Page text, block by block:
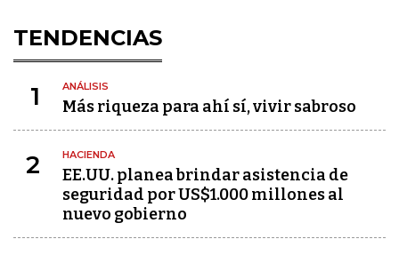
TENDENCIAS
1 ANÁLISIS
Más riqueza para ahí sí, vivir sabroso
2 HACIENDA
EE.UU. planea brindar asistencia de
seguridad por US$1.000 millones al
nuevo gobierno